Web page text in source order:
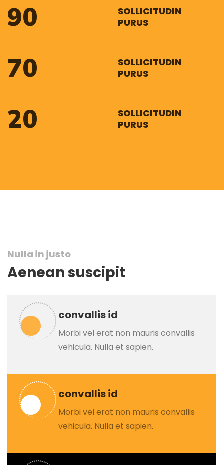
90
SOLLICITUDIN
PURUS
70
SOLLICITUDIN
PURUS
20
SOLLICITUDIN
PURUS
Nulla in justo
Aenean suscipit
convallis id
Morbi vel erat non mauris convallis
vehicula. Nulla et sapien.
convallis id
Morbi vel erat non mauris convallis
vehicula. Nulla et sapien.